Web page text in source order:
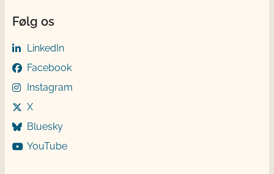
Følg os
LinkedIn
Facebook
Instagram
X
Bluesky
YouTube